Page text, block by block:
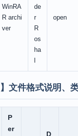
WinRA
R archi
ver
de
r
R
os
ha
open
】文件格式说明、
P
er
D